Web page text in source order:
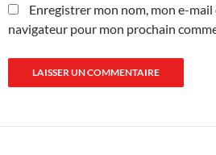
Enregistrer mon nom, mon e-
navigateur pour mon prochain